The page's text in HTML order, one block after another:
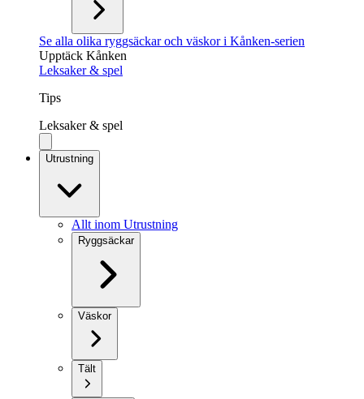
Se alla olika ryggsäckar och väskor i Kånken-serien
Upptäck Kånken
Leksaker & spel
Tips
Leksaker & spel
Utrustning
Allt inom Utrustning
Ryggsäckar
Väskor
Tält